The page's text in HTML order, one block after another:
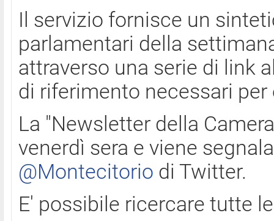
Il servizio fornisce un
parlamentari della
attraverso una serie di link
di riferimento necessari
La "Newsletter della
venerdì sera e viene
@Montecitorio di Twitter.
E' possibile ricercare tutte